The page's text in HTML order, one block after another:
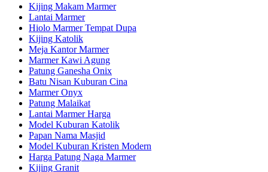
Kijing Makam Marmer
Lantai Marmer
Hiolo Marmer Tempat Dupa
Kijing Katolik
Meja Kantor Marmer
Marmer Kawi Agung
Patung Ganesha Onix
Batu Nisan Kuburan Cina
Marmer Onyx
Patung Malaikat
Lantai Marmer Harga
Model Kuburan Katolik
Papan Nama Masjid
Model Kuburan Kristen Modern
Harga Patung Naga Marmer
Kijing Granit